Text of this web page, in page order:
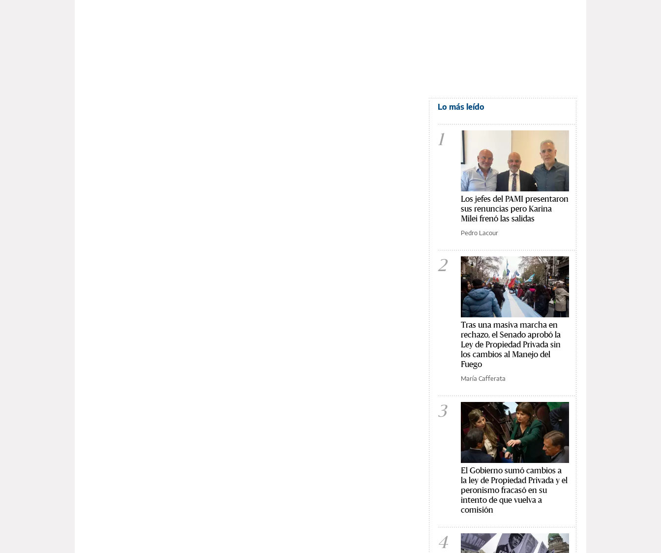
Lo más leído
1
Los jefes del PAMI presentaron
sus renuncias pero Karina
Milei frenó las salidas
Pedro Lacour
2
Tras una masiva marcha en
rechazo, el Senado aprobó la
Ley de Propiedad Privada sin
los cambios al Manejo del
Fuego
María Cafferata
3
El Gobierno sumó cambios a
la ley de Propiedad Privada y el
peronismo fracasó en su
intento de que vuelva a
comisión
4